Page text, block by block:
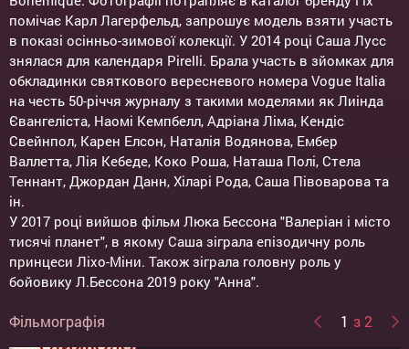
помічає Карл Лагерфельд, запрошує модель взяти участь
в показі осінньо-зимової колекції. У 2014 році Саша Лусс
знялася для календаря Pirelli. Брала участь в зйомках для
обкладинки святкового вересневого номера Vogue Italia
на честь 50-річчя журналу з такими моделями як Лиінда
Євангеліста, Наомі Кемпбелл, Адріана Ліма, Кендіс
Свейнпол, Карен Елсон, Наталія Водянова, Ембер
Валлетта, Лія Кебеде, Коко Роша, Наташа Полі, Стела
Теннант, Джордан Данн, Хіларі Рода, Саша Півоварова та
ін.
У 2017 році вийшов фільм Люка Бессона "Валеріан і місто
тисячі планет", в якому Саша зіграла епізодичну роль
принцеси Ліхо-Міни. Також зіграла головну роль у
бойовику Л.Бессона 2019 року "Анна".
Фільмографія 1 з 2